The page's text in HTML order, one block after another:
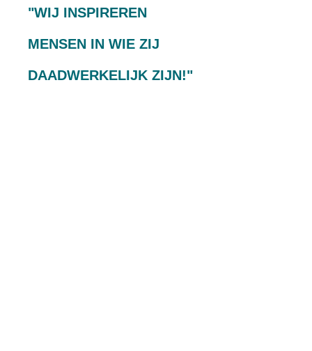
"WIJ INSPIREREN
MENSEN IN WIE ZIJ
DAADWERKELIJK ZIJN!"